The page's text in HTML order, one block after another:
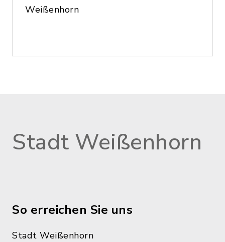
Weißenhorn
Stadt Weißenhorn
So erreichen Sie uns
Stadt Weißenhorn